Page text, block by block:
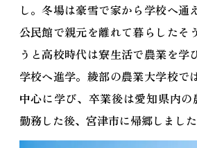
し。冬場は豪雪で家から学校へ通
公民館で親元を離れて暮らしたそ
うと高校時代は寮生活で農業を学
学校へ進学。綾部の農業大学校で
中心に学び、卒業後は愛知県内
勤務した後、宮津市に帰郷しました